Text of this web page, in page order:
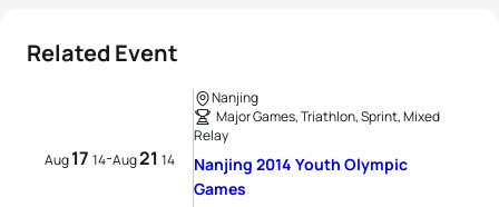
Related Event
Aug17 14-Aug21 14
Nanjing
Major Games, Triathlon, Sprint, Mixed
Relay
Nanjing 2014 Youth Olympic
Games